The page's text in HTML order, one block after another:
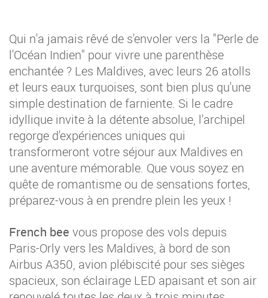
Qui n'a jamais rêvé de s'envoler vers la "Perle de
l'Océan Indien" pour vivre une parenthèse
enchantée ? Les Maldives, avec leurs 26 atolls
et leurs eaux turquoises, sont bien plus qu'une
simple destination de farniente. Si le cadre
idyllique invite à la détente absolue, l'archipel
regorge d'expériences uniques qui
transformeront votre séjour aux Maldives en
une aventure mémorable. Que vous soyez en
quête de romantisme ou de sensations fortes,
préparez-vous à en prendre plein les yeux !
French bee vous propose des vols depuis
Paris-Orly vers les Maldives, à bord de son
Airbus A350, avion plébiscité pour ses sièges
spacieux, son éclairage LED apaisant et son air